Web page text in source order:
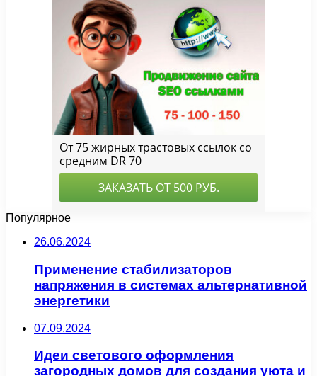
Популярное
26.06.2024
Применение стабилизаторов
напряжения в системах альтернативной
энергетики
07.09.2024
Идеи светового оформления
загородных домов для создания уюта и